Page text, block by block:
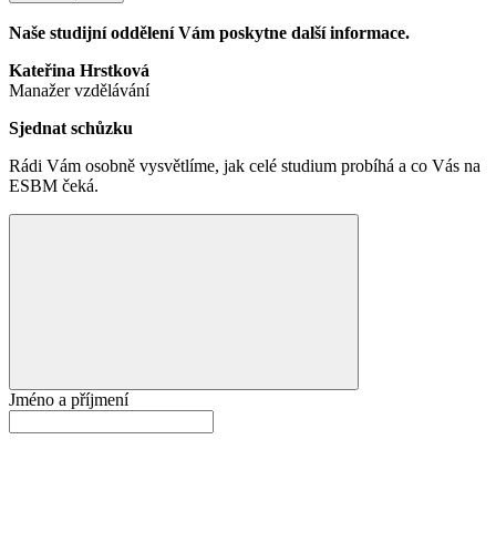
Naše studijní oddělení Vám poskytne další informace.
Kateřina Hrstková
Manažer vzdělávání
Sjednat schůzku
Rádi Vám osobně vysvětlíme, jak celé studium probíhá a co Vás na
ESBM čeká.
Jméno a příjmení